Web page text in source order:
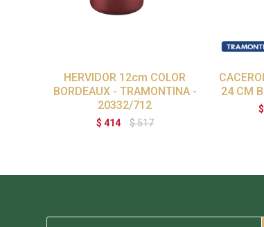
HERVIDOR 12cm COLOR
BORDEAUX - TRAMONTINA -
20332/712
$ 414 $517
24 CM
$